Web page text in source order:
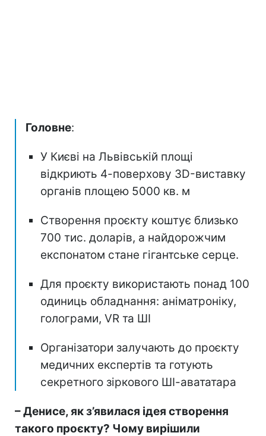
Головне:
У Києві на Львівській площі
відкриють 4-поверхову 3D-виставку
органів площею 5000 кв. м
Створення проєкту коштує близько
700 тис. доларів, а найдорожчим
експонатом стане гігантське серце.
Для проєкту використають понад 100
одиниць обладнання: аніматроніку,
голограми, VR та ШІ
Організатори залучають до проєкту
медичних експертів та готують
секретного зіркового ШІ-авататара
– Денисе, як з’явилася ідея створення
такого проєкту? Чому вирішили